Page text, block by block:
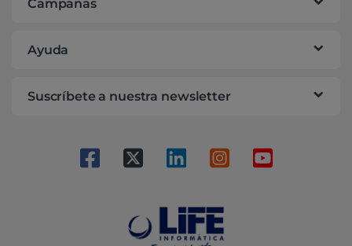
Campañas
Ayuda
Suscríbete a nuestra newsletter